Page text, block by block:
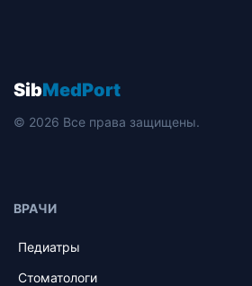
SibMedPort
© 2026 Все права защищены.
ВРАЧИ
Педиатры
Стоматологи